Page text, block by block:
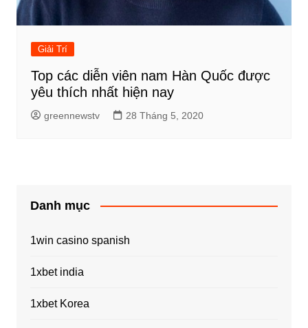
Giải Trí
Top các diễn viên nam Hàn Quốc được
yêu thích nhất hiện nay
greennewstv 28 Tháng 5, 2020
Danh mục
1win casino spanish
1xbet india
1xbet Korea